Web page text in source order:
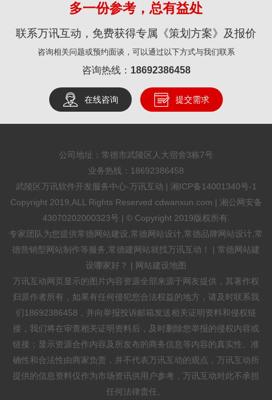
多一份参考，总有益处
联系万讯互动，免费获得专属《策划方案》及报价
咨询相关问题或预约面谈，可以通过以下方式与我们联系
咨询热线： 18692386458
在线咨询 提交需求
公司地址：常德市武陵区人大宿舍3栋7号
业务热线： 18692386458
武陵区万讯软件开发服务中心-万讯互动 | 湘ICP备14001340号-1
Copyright 2019,ALL Rights Reserved cdwanxun.com | 湘公网安备
43070202000323号 | © Copyright 2019版权所有.
专家团队为您提供常德网站建设 常德网站设计 ,常德品牌网站设计,常
德营销型网站制作等服务,常德建网站就找万讯互动！ | 常德网站建
设哪家好？ | 网站建设地图
万讯互动网页显示的图片内容资源全部来源于网友提供，其著作权
归原作者所有，如果有任何侵犯您合法权益的地方，请及时联系我
们18692386458，并向举报投诉邮箱发送相关证明资料和侵权链
接，我们将在审查相关证明资料后，及时删除您举报的侵权内容或
链接；显示资源合作内容及所发布的商务信息等内容的真实性、准
确性和合法性由商家负责，并不代表万讯互动的观点，万讯互动所
提供的信息资料仅作为市场资讯供用户参考，万讯互动对此不承担
任何法律责任。